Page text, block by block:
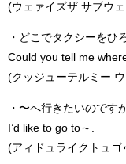
(ウェァイズザ サブウ
・どこでタクシーをひ
Could you tell me
(クッジューテルミー
・〜へ行きたいのです
I’d like to go to～.
(アィドュライクトュゴ